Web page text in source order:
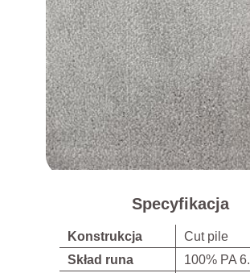
Specyfikacja
Konstrukcja
Cut pile
Skład runa
100% PA